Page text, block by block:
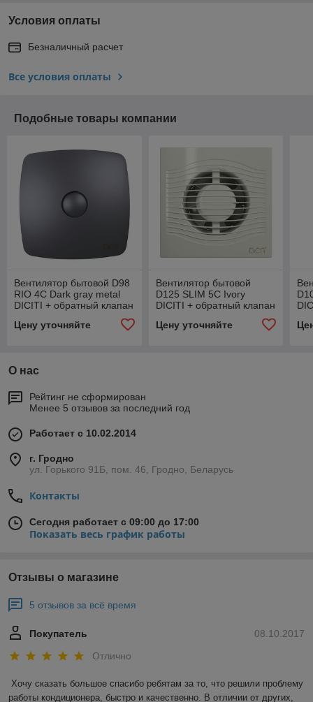
Условия оплаты
Безналичный расчет
Все условия оплаты
Подобные товары компании
Вентилятор бытовой D98
RIO 4C Dark gray metal
DICITI + обратный клапан
Цену уточняйте
Вентилятор бытовой
D125 SLIM 5C Ivory
DICITI + обратный клапан
Цену уточняйте
О нас
Рейтинг не сформирован
Менее 5 отзывов за последний год
Работает с 10.02.2014
г. Гродно
ул. Горького 91Б, пом. 46, Гродно, Беларусь
Контакты
Сегодня работает с 09:00 до 17:00
Показать весь график работы
Отзывы о магазине
5 отзывов за всё время
08.10.2017
Покупатель
Отлично
Хочу сказать большое спасибо ребятам за то, что решили проблему
работы кондиционера, быстро и качественно. В отличии от других,